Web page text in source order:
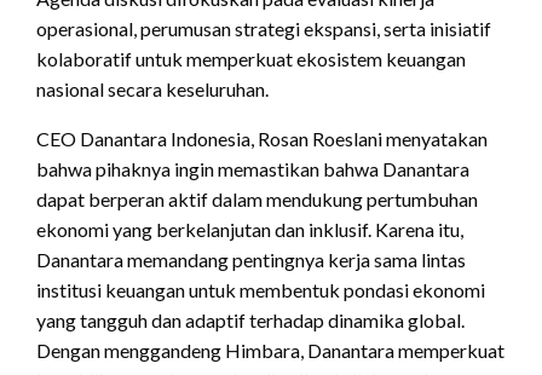
operasional, perumusan strategi ekspansi, serta inisiatif
kolaboratif untuk memperkuat ekosistem keuangan
nasional secara keseluruhan.
CEO Danantara Indonesia, Rosan Roeslani menyatakan
bahwa pihaknya ingin memastikan bahwa Danantara
dapat berperan aktif dalam mendukung pertumbuhan
ekonomi yang berkelanjutan dan inklusif. Karena itu,
Danantara memandang pentingnya kerja sama lintas
institusi keuangan untuk membentuk pondasi ekonomi
yang tangguh dan adaptif terhadap dinamika global.
Dengan menggandeng Himbara, Danantara memperkuat